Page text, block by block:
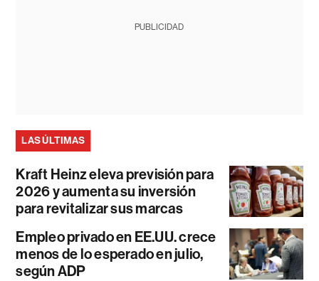
PUBLICIDAD
LAS ÚLTIMAS
Kraft Heinz eleva previsión para
2026 y aumenta su inversión
para revitalizar sus marcas
Empleo privado en EE.UU. crece
menos de lo esperado en julio,
según ADP